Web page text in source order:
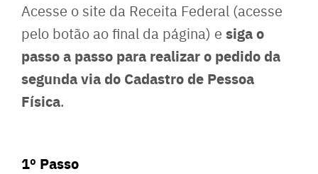
Acesse o site da Receita Federal (acesse
pelo botão ao final da página) e siga o
passo a passo para realizar o pedido da
segunda via do Cadastro de Pessoa
Física.
1º Passo